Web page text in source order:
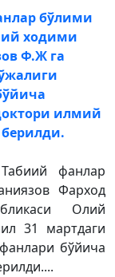
бўлими
ходими
Ф.Ж га
илмий
фанлар
Фарход
Олий
31 мартдаги
бўйича